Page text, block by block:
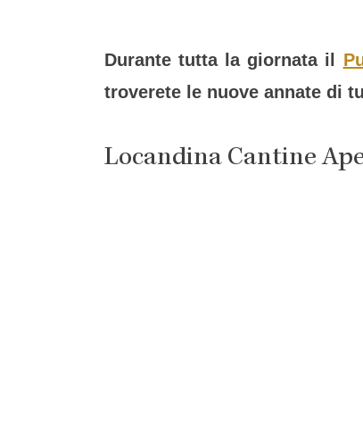
Durante tutta la giornata il
troverete le nuove annate di
Locandina Cantine